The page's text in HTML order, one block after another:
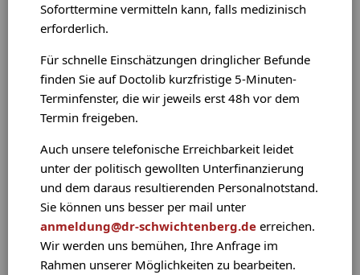
Soforttermine vermitteln kann, falls medizinisch
erforderlich.
Für schnelle Einschätzungen dringlicher Befunde
finden Sie auf Doctolib kurzfristige 5-Minuten-
Terminfenster, die wir jeweils erst 48h vor dem
Termin freigeben.
Auch unsere telefonische Erreichbarkeit leidet
unter der politisch gewollten Unterfinanzierung
und dem daraus resultierenden Personalnotstand.
Sie können uns besser per mail unter
anmeldung@dr-schwichtenberg.de erreichen.
Wir werden uns bemühen, Ihre Anfrage im
Rahmen unserer Möglichkeiten zu bearbeiten.
Praxisbesuches, um spezielle Fragebögen zu einzelnen
Erkrankungen als PDF-Dokument auszudrucken. Die
aus der Dermatologie und aus unserer Praxis.
Unter derTelefonnummer 04 21 / 60 10 66können Sie
gerne einen Termin vereinbaren.
Sie können als Privatleistung über diesen Online-
Service innerhalb von 48 Stunden eine kompetente
Einschätzung Ihres Hautproblems von Herrn Dr.
Schwichtenberg erhalten: Anfrage starten
Aktuelles